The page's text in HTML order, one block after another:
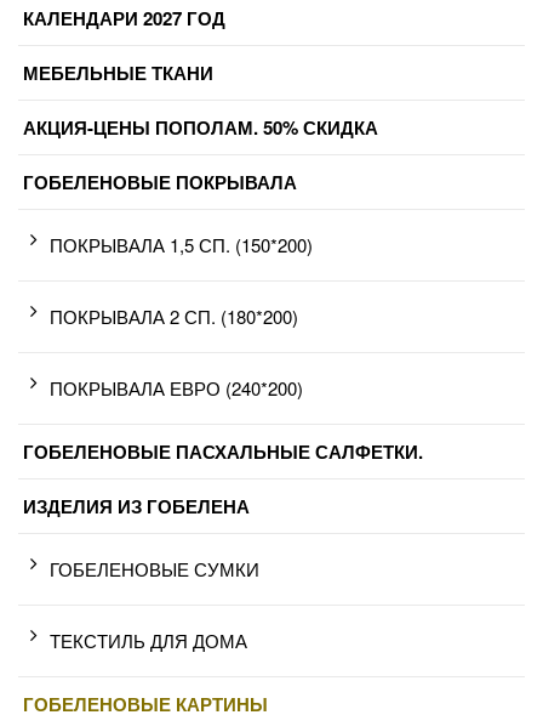
КАЛЕНДАРИ 2027 ГОД
МЕБЕЛЬНЫЕ ТКАНИ
АКЦИЯ-ЦЕНЫ ПОПОЛАМ. 50% СКИДКА
ГОБЕЛЕНОВЫЕ ПОКРЫВАЛА
ПОКРЫВАЛА 1,5 СП. (150*200)
ПОКРЫВАЛА 2 СП. (180*200)
ПОКРЫВАЛА ЕВРО (240*200)
ГОБЕЛЕНОВЫЕ ПАСХАЛЬНЫЕ САЛФЕТКИ.
ИЗДЕЛИЯ ИЗ ГОБЕЛЕНА
ГОБЕЛЕНОВЫЕ СУМКИ
ТЕКСТИЛЬ ДЛЯ ДОМА
ГОБЕЛЕНОВЫЕ КАРТИНЫ